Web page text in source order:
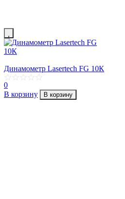
Динамометр Lasertech FG 10К
0
В корзину
В корзину